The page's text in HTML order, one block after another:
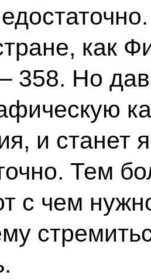
как
358. Но
и станет
Тем
с чем